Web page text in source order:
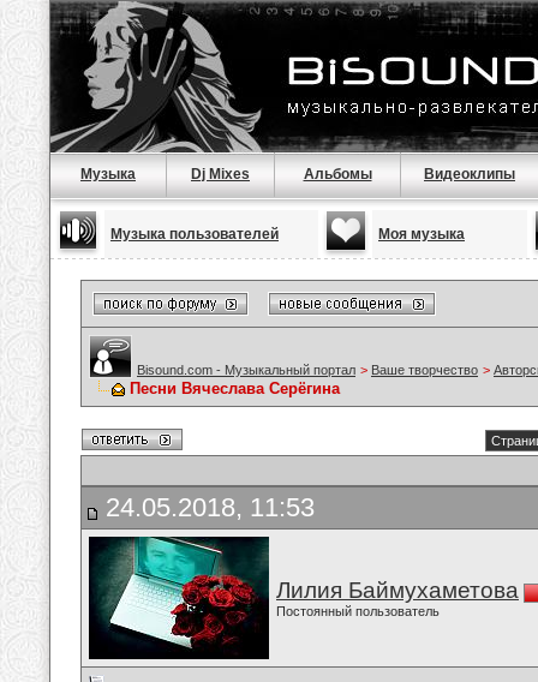
Музыка Dj Mixes Альбомы Видеоклипы
Музыка пользователей Моя музыка
Bisound.com - Музыкальный портал > Ваше творчество >
Песни Вячеслава Серёгина
24.05.2018, 11:53
Лилия Баймухаметова
Постоянный пользователь